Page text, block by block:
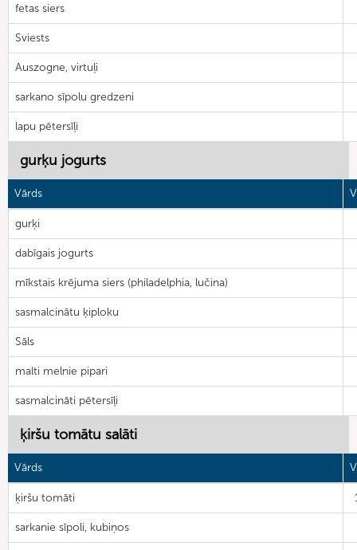
fetas siers
Sviests
Auszogne, virtuļi
sarkano sīpolu gredzeni
lapu pētersīļi
gurķu jogurts
Vārds
gurķi
dabīgais jogurts
mīkstais krējuma siers (philadelphia, lučina)
sasmalcinātu ķiploku
Sāls
malti melnie pipari
sasmalcināti pētersīļi
ķiršu tomātu salāti
Vārds
ķiršu tomāti
sarkanie sīpoli, kubiņos